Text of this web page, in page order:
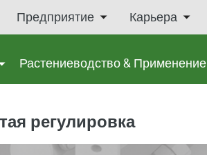
Предприятие Карьера
Растениеводство & Применение
регулировка